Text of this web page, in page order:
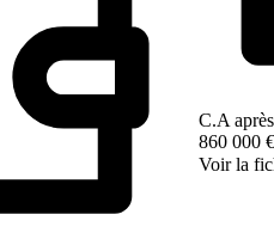
C.A
860 000 €
Voir la